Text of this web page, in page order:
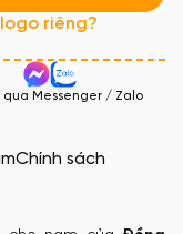
riêng?
qua Messenger / Zalo
Chính sách